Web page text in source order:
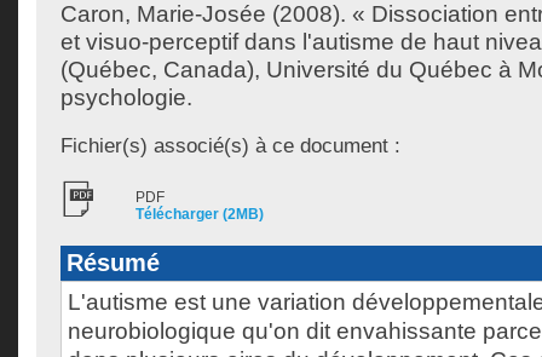
Caron, Marie-Josée (2008). « Dissociation
et visuo-perceptif dans l'autisme de haut
(Québec, Canada), Université du Québec à
psychologie.
Fichier(s) associé(s) à ce document :
PDF
Télécharger (2MB)
Résumé
L'autisme est une variation
neurobiologique qu'on dit envahissante